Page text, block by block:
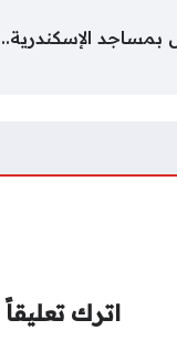
اترك تعليقاً